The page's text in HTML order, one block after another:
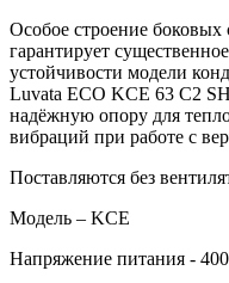
Особое строение
гарантирует
устойчивости модели
Luvata ECO KCE 63 C2
надёжную опору для
вибраций при работе с
Поставляются без
Модель – KCE
Напряжение питания -